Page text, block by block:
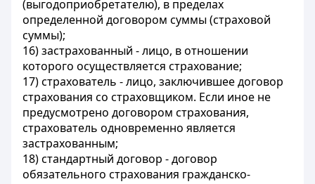
(выгодоприобретателю), в пределах
определенной договором суммы (страховой
суммы);
16) застрахованный - лицо, в отношении
которого осуществляется страхование;
17) страхователь - лицо, заключившее договор
страхования со страховщиком. Если иное не
предусмотрено договором страхования,
страхователь одновременно является
застрахованным;
18) стандартный договор - договор
обязательного страхования гражданско-